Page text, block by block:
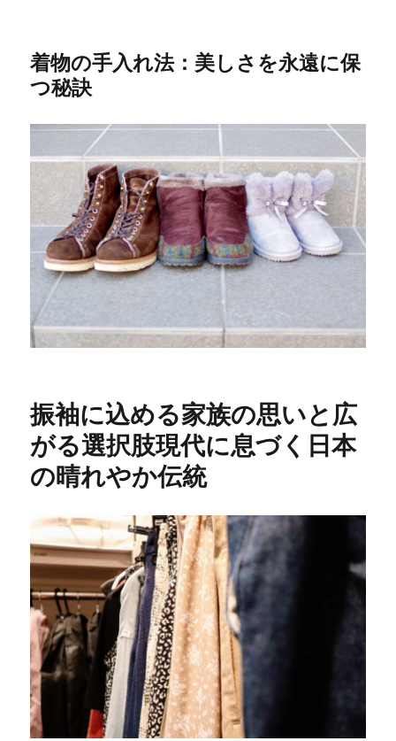
着物の手入れ法：美しさを永遠に保
つ秘訣
振袖に込める家族の思いと広
がる選択肢現代に息づく日本
の晴れやか伝統